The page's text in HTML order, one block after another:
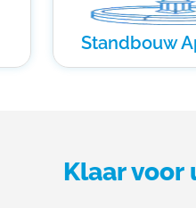
Standbouw
Klaar voor